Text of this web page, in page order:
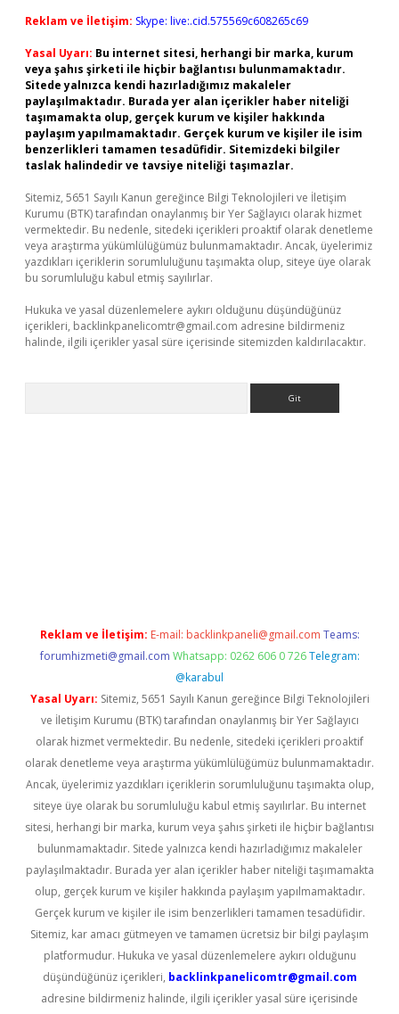
Reklam ve İletişim: Skype: live:.cid.575569c608265c69
Yasal Uyarı: Bu internet sitesi, herhangi bir marka, kurum
veya şahıs şirketi ile hiçbir bağlantısı bulunmamaktadır.
Sitede yalnızca kendi hazırladığımız makaleler
paylaşılmaktadır. Burada yer alan içerikler haber niteliği
taşımamakta olup, gerçek kurum ve kişiler hakkında
paylaşım yapılmamaktadır. Gerçek kurum ve kişiler ile isim
benzerlikleri tamamen tesadüfidir. Sitemizdeki bilgiler
taslak halindedir ve tavsiye niteliği taşımazlar.
Sitemiz, 5651 Sayılı Kanun gereğince Bilgi Teknolojileri ve İletişim
Kurumu (BTK) tarafından onaylanmış bir Yer Sağlayıcı olarak hizmet
vermektedir. Bu nedenle, sitedeki içerikleri proaktif olarak denetleme
veya araştırma yükümlülüğümüz bulunmamaktadır. Ancak, üyelerimiz
yazdıkları içeriklerin sorumluluğunu taşımakta olup, siteye üye olarak
bu sorumluluğu kabul etmiş sayılırlar.
Hukuka ve yasal düzenlemelere aykırı olduğunu düşündüğünüz
içerikleri, backlinkpanelicomtr@gmail.com adresine bildirmeniz
halinde, ilgili içerikler yasal süre içerisinde sitemizden kaldırılacaktır.
Reklam ve İletişim: E-mail: backlinkpaneli@gmail.com Teams:
forumhizmeti@gmail.com Whatsapp: 0262 606 0 726 Telegram:
@karabul
Yasal Uyarı: Sitemiz, 5651 Sayılı Kanun gereğince Bilgi Teknolojileri
ve İletişim Kurumu (BTK) tarafından onaylanmış bir Yer Sağlayıcı
olarak hizmet vermektedir. Bu nedenle, sitedeki içerikleri proaktif
olarak denetleme veya araştırma yükümlülüğümüz bulunmamaktadır.
Ancak, üyelerimiz yazdıkları içeriklerin sorumluluğunu taşımakta olup,
siteye üye olarak bu sorumluluğu kabul etmiş sayılırlar. Bu internet
sitesi, herhangi bir marka, kurum veya şahıs şirketi ile hiçbir bağlantısı
bulunmamaktadır. Sitede yalnızca kendi hazırladığımız makaleler
paylaşılmaktadır. Burada yer alan içerikler haber niteliği taşımamakta
olup, gerçek kurum ve kişiler hakkında paylaşım yapılmamaktadır.
Gerçek kurum ve kişiler ile isim benzerlikleri tamamen tesadüfidir.
Sitemiz, kar amacı gütmeyen ve tamamen ücretsiz bir bilgi paylaşım
platformudur. Hukuka ve yasal düzenlemelere aykırı olduğunu
düşündüğünüz içerikleri, backlinkpanelicomtr@gmail.com
adresine bildirmeniz halinde, ilgili içerikler yasal süre içerisinde